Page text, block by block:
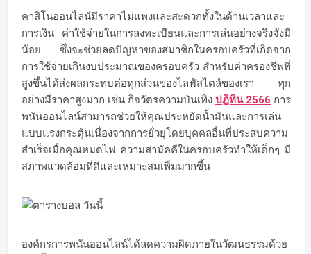
คาสิโนออนไลน์มีราคาไม่แพงและสะดวกทั้งในด้านเวลาและ
การเงิน ค่าใช้จ่ายในการลงทะเบียนและการเล่นอย่างจริงจังมี
น้อย ซึ่งจะช่วยลดปัญหาของสมาชิกในครอบครัวที่เกิดจาก
การใช้จ่ายเกินงบประมาณของครอบครัว สำหรับค่าครองชีพที่
สูงขึ้นได้ส่งผลกระทบต่อทุกส่วนของไลฟ์สไตล์ของเรา ทุก
อย่างมีราคาสูงมาก เช่น กิจวัตรความบันเทิง ปฏิทิน 2566 การ
พนันออนไลน์สามารถช่วยให้คุณประหยัดน้ำมันและการเล่น
แบบแรงกระตุ้นเนื่องจากการยั่วยุโดยบุคคลอื่นที่ประสบความ
สำเร็จเมื่อคุณหมดไฟ ความสามัคคีในครอบครัวทำให้เด็กๆ มี
สภาพแวดล้อมที่ดีและเหมาะสมเพิ่มมากขึ้น
องค์กรการพนันออนไลน์ได้ลดความผิดภายในวัฒนธรรมด้วย